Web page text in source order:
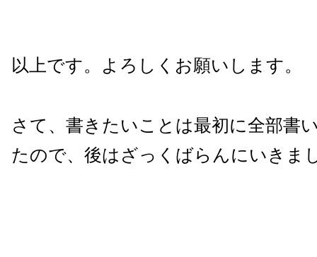
以上です。よろしくお願いします。
さて、書きたいことは最初に全部書
たので、後はざっくばらんにいきま